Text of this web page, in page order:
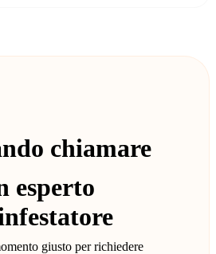
chiamare
esperto
giusto per richiedere